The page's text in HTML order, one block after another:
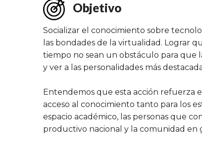
Objetivo
Socializar el conocimiento sobre
las bondades de la virtualidad. Lograr
tiempo no sean un obstáculo para que
y ver a las personalidades más
Entendemos que esta acción refuerza
acceso al conocimiento tanto para los
espacio académico, las personas que
productivo nacional y la comunidad en